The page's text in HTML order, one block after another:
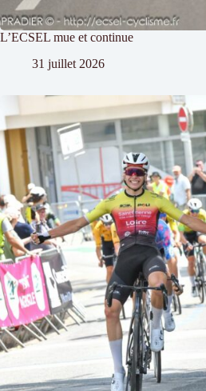
L’ECSEL mue et continue
31 juillet 2026